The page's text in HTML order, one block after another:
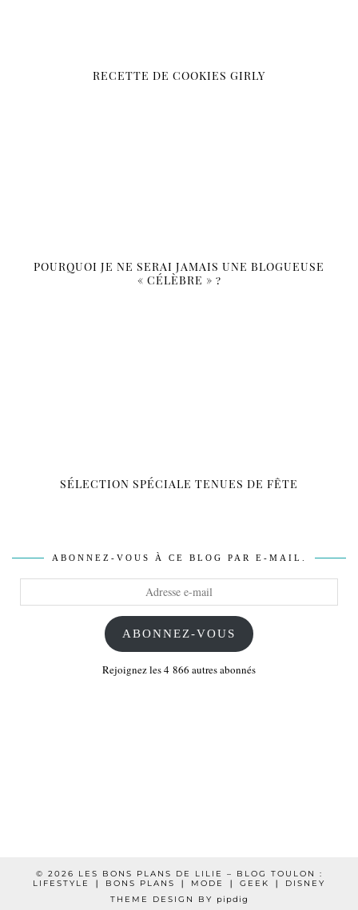
RECETTE DE COOKIES GIRLY
POURQUOI JE NE SERAI JAMAIS UNE BLOGUEUSE
« CÉLÈBRE » ?
SÉLECTION SPÉCIALE TENUES DE FÊTE
ABONNEZ-VOUS À CE BLOG PAR E-MAIL.
ABONNEZ-VOUS
Rejoignez les 4 866 autres abonnés
© 2026
LES BONS PLANS DE LILIE – BLOG TOULON :
LIFESTYLE ❘ BONS PLANS ❘ MODE ❘ GEEK ❘ DISNEY
THEME DESIGN BY
pipdig